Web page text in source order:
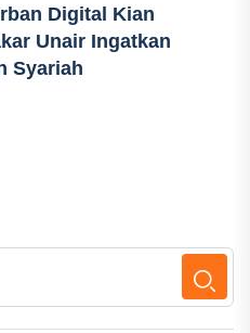
Digital Kian
Unair Ingatkan
Syariah